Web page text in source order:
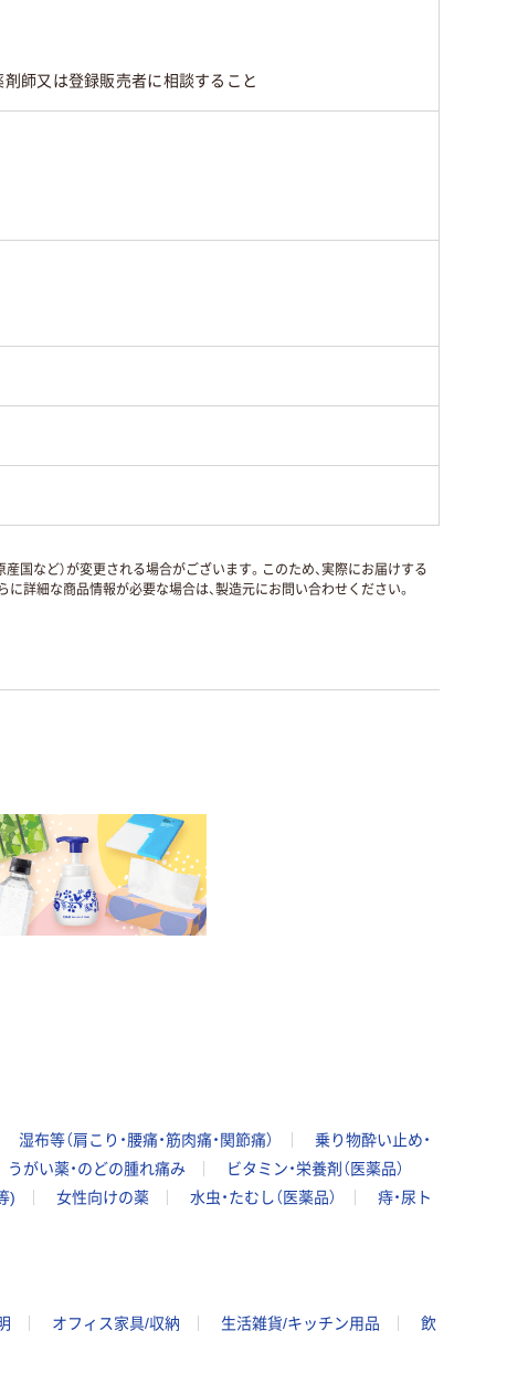
師又は登録販売者に相談すること
国など）が変更される場合がございます。このため、実際にお届けする
詳細な商品情報が必要な場合は、製造元にお問い合わせください。
湿布等（肩こり・腰痛・筋肉痛・関節痛）
乗り物酔い止め・
うがい薬・のどの腫れ痛み
ビタミン・栄養剤（医薬品）
) 女性向けの薬 水虫・たむし（医薬品）
痔・尿ト
オフィス家具/収納 生活雑貨/キッチン用品
飲